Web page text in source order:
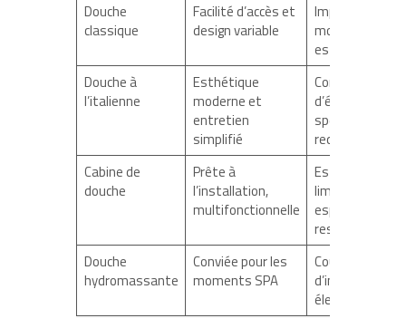
Douche
classique
Facilité d’accès et
design variable
Impact visuel
moins
esthétique
Douche à
l’italienne
Esthétique
moderne et
entretien
simplifié
Conditions
d’évacuation
spécifiques
requises
Cabine de
douche
Prête à
l’installation,
multifonctionnelle
Esthétique
limitée et
espace
restreint
Douche
hydromassante
Conviée pour les
moments SPA
Coût
d’installation
élevé